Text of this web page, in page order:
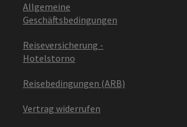
Allgemeine
Geschäftsbedingungen
Reiseversicherung -
Hotelstorno
Reisebedingungen (ARB)
Vertrag widerrufen